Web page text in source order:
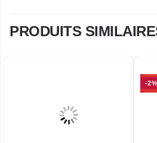
PRODUITS
-2%